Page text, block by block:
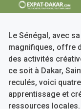
Le Sénégal, avec
magnifiques, offre
des activités
ce soit à Dakar,
reculés, voici
apprentissage et
ressources locales.